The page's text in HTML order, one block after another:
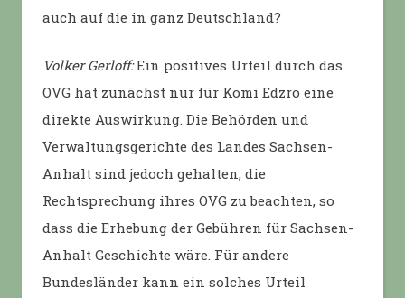
auch auf die in ganz Deutschland?
Volker Gerloff:Ein positives Urteil durch das
OVG hat zunächst nur für Komi Edzro eine
direkte Auswirkung. Die Behörden und
Verwaltungsgerichte des Landes Sachsen-
Anhalt sind jedoch gehalten, die
Rechtsprechung ihres OVG zu beachten, so
dass die Erhebung der Gebühren für Sachsen-
Anhalt Geschichte wäre. Für andere
Bundesländer kann ein solches Urteil